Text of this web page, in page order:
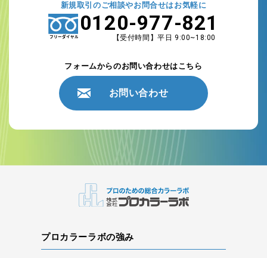
新規取引のご相談やお問合せはお気軽に
0120-977-821
【受付時間】平日 9:00~18:00
フォームからのお問い合わせはこちら
お問い合わせ
プロカラーラボの強み